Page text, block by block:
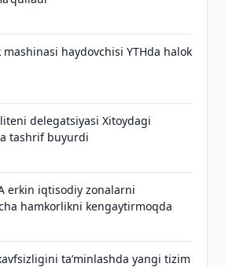
haydovchisi YTHda halok
delegatsiyasi Xitoydagi
tashrif buyurdi
erkin iqtisodiy zonalarni
hamkorlikni kengaytirmoqda
taʼminlashda yangi tizim